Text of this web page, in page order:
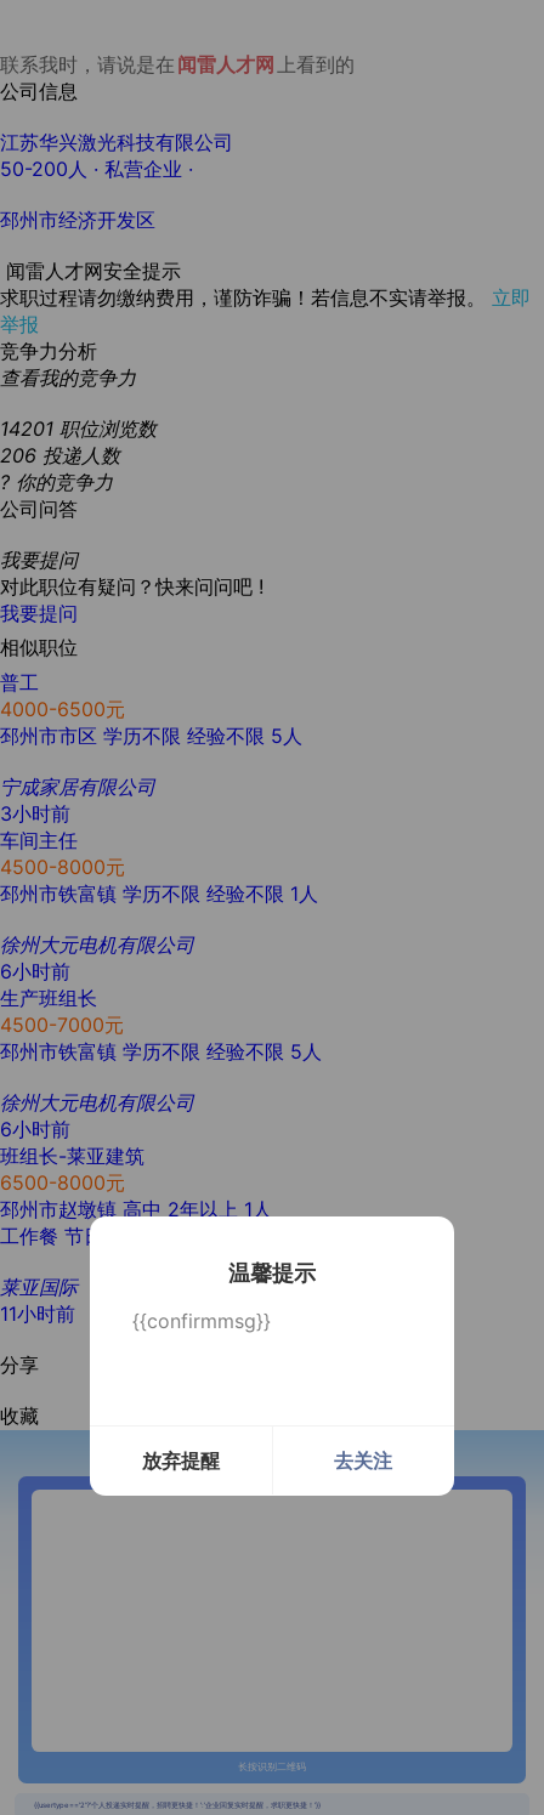
联系我时，请说是在 闻雷人才网 上看到的
公司信息
江苏华兴激光科技有限公司
50-200人 · 私营企业 ·
邳州市经济开发区
闻雷人才网安全提示
求职过程请勿缴纳费用，谨防诈骗！若信息不实请举报。 立即
举报
竞争力分析
查看我的竞争力
14201 职位浏览数
206 投递人数
? 你的竞争力
公司问答
我要提问
对此职位有疑问？快来问问吧 !
我要提问
相似职位
普工
4000-6500元
邳州市市区 学历不限 经验不限 5人
宁成家居有限公司
3小时前
车间主任
4500-8000元
邳州市铁富镇 学历不限 经验不限 1人
徐州大元电机有限公司
6小时前
生产班组长
4500-7000元
邳州市铁富镇 学历不限 经验不限 5人
徐州大元电机有限公司
6小时前
班组长-莱亚建筑
6500-8000元
邳州市赵墩镇 高中 2年以上 1人
工作餐 节日福利
莱亚国际
11小时前
分享
收藏
长按识别二维码
{{usertype=='2'?'个人投递实时提醒，招聘更快捷！':'企业回复实时提醒，求职更快捷！'}}
温馨提示
{{confirmmsg}}
放弃提醒 去关注